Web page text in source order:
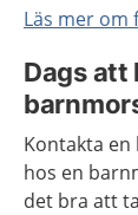
Läs mer om
Dags att
Kontakta
hos en
det bra att